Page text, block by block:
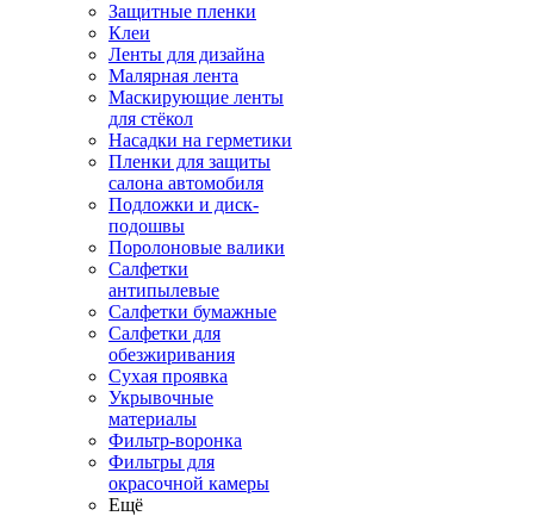
Защитные пленки
Клеи
Ленты для дизайна
Малярная лента
Маскирующие ленты
для стёкол
Насадки на герметики
Пленки для защиты
салона автомобиля
Подложки и диск-
подошвы
Поролоновые валики
Салфетки
антипылевые
Салфетки бумажные
Салфетки для
обезжиривания
Сухая проявка
Укрывочные
материалы
Фильтр-воронка
Фильтры для
окрасочной камеры
Ещё